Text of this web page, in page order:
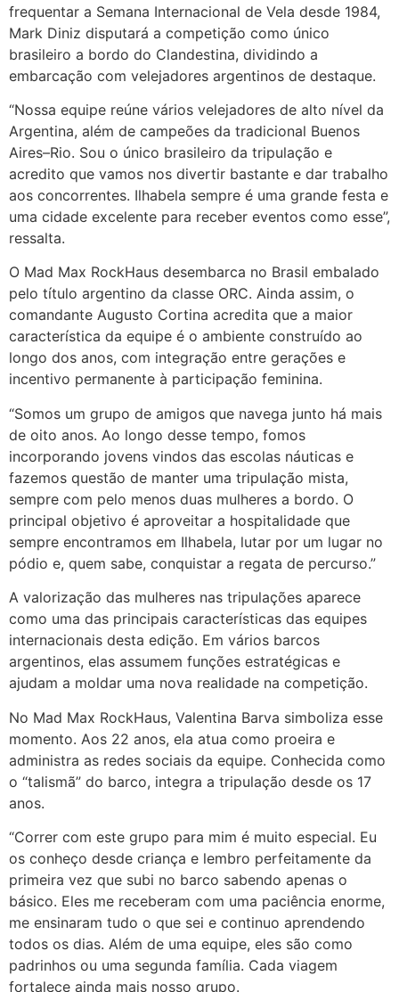
frequentar a Semana Internacional de Vela desde 1984,
Mark Diniz disputará a competição como único
brasileiro a bordo do Clandestina, dividindo a
embarcação com velejadores argentinos de destaque.
“Nossa equipe reúne vários velejadores de alto nível da
Argentina, além de campeões da tradicional Buenos
Aires–Rio. Sou o único brasileiro da tripulação e
acredito que vamos nos divertir bastante e dar trabalho
aos concorrentes. Ilhabela sempre é uma grande festa e
uma cidade excelente para receber eventos como esse”,
ressalta.
O Mad Max RockHaus desembarca no Brasil embalado
pelo título argentino da classe ORC. Ainda assim, o
comandante Augusto Cortina acredita que a maior
característica da equipe é o ambiente construído ao
longo dos anos, com integração entre gerações e
incentivo permanente à participação feminina.
“Somos um grupo de amigos que navega junto há mais
de oito anos. Ao longo desse tempo, fomos
incorporando jovens vindos das escolas náuticas e
fazemos questão de manter uma tripulação mista,
sempre com pelo menos duas mulheres a bordo. O
principal objetivo é aproveitar a hospitalidade que
sempre encontramos em Ilhabela, lutar por um lugar no
pódio e, quem sabe, conquistar a regata de percurso.”
A valorização das mulheres nas tripulações aparece
como uma das principais características das equipes
internacionais desta edição. Em vários barcos
argentinos, elas assumem funções estratégicas e
ajudam a moldar uma nova realidade na competição.
No Mad Max RockHaus, Valentina Barva simboliza esse
momento. Aos 22 anos, ela atua como proeira e
administra as redes sociais da equipe. Conhecida como
o “talismã” do barco, integra a tripulação desde os 17
anos.
“Correr com este grupo para mim é muito especial. Eu
os conheço desde criança e lembro perfeitamente da
primeira vez que subi no barco sabendo apenas o
básico. Eles me receberam com uma paciência enorme,
me ensinaram tudo o que sei e continuo aprendendo
todos os dias. Além de uma equipe, eles são como
padrinhos ou uma segunda família. Cada viagem
fortalece ainda mais nosso grupo.